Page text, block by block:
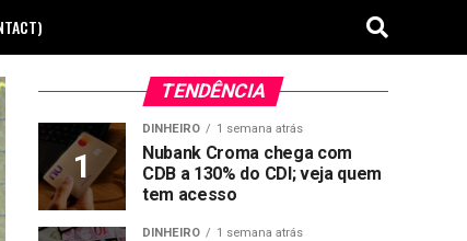
TENDÊNCIA
DINHEIRO 1 semana atrás
Nubank Croma chega com
CDB a 130% do CDI; veja quem
tem acesso
DINHEIRO 1 semana atrás